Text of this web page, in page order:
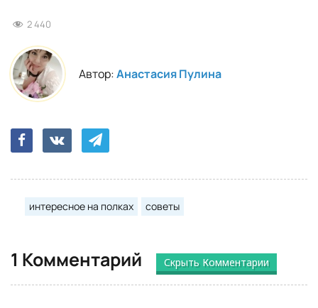
2 440
Автор:Анастасия Пулина
интересное на полках советы
1 Комментарий Скрыть Комментарии